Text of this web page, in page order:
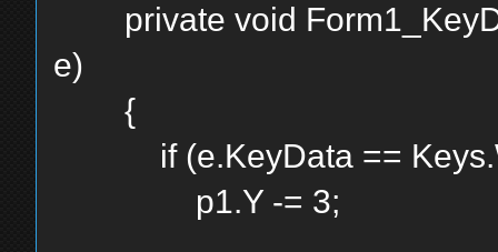
private void
e)
{
if (e.KeyData ==
p1.Y -= 3;